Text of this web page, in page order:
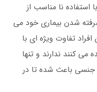
نا مناسب از
شدن بیماری خود می
تفاوت ویژه ای با
کنند ندارند و تنها
جنسی باعث شده تا در